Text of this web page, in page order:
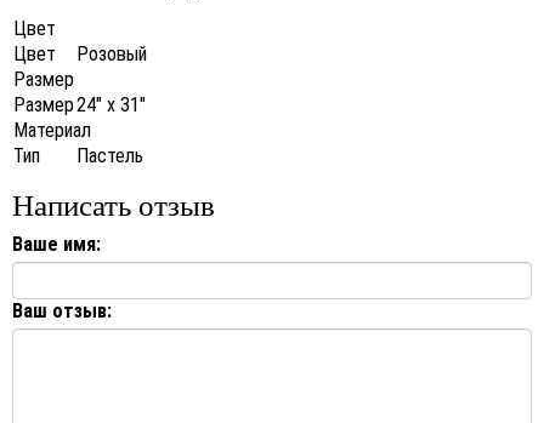
Цвет
Цвет
Розовый
Размер
Размер24" x 31"
Материал
Тип
Пастель
Написать отзыв
Ваше имя:
Ваш отзыв: